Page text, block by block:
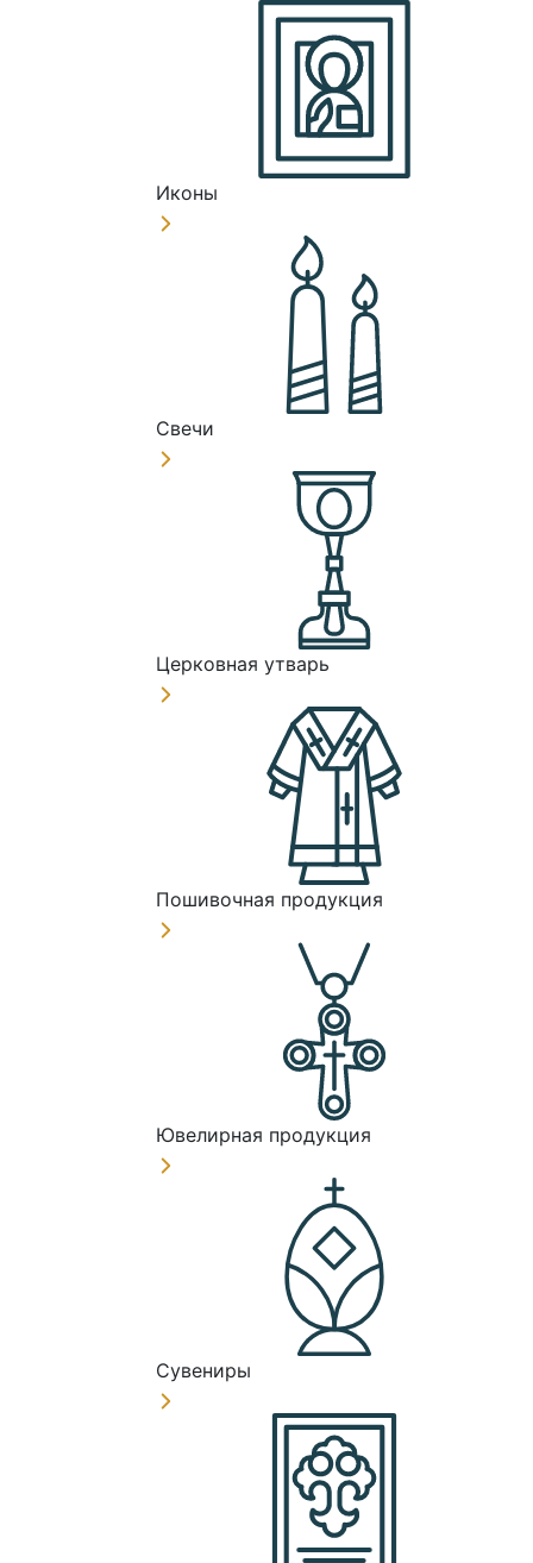
Иконы
Свечи
Церковная утварь
Пошивочная продукция
Ювелирная продукция
Сувениры